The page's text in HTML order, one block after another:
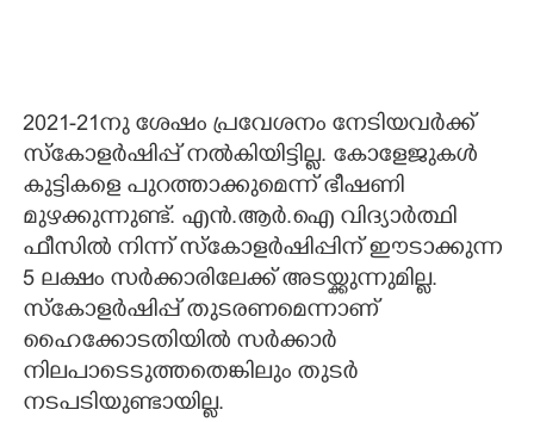
2021-21നു ശേഷം പ്രവേശനം നേടിയവർക്ക്
സ്കോളർഷിപ്പ് നൽകിയിട്ടില്ല. കോളേജുകൾ
കുട്ടികളെ പുറത്താക്കുമെന്ന് ഭീഷണി
മുഴക്കുന്നുണ്ട്. എൻ.ആർ.ഐ വിദ്യാർത്ഥി
ഫീസിൽ നിന്ന് സ്കോളർഷിപ്പിന് ഈടാക്കുന്ന
5 ലക്ഷം സർക്കാരിലേക്ക് അടയ്ക്കുന്നുമില്ല.
സ്കോളർഷിപ്പ് തുടരണമെന്നാണ്
ഹൈക്കോടതിയിൽ സർക്കാർ
നിലപാടെടുത്തതെങ്കിലും തുടർ
നടപടിയുണ്ടായില്ല.